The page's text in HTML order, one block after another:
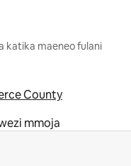
katika maeneo fulani
County
mmoja